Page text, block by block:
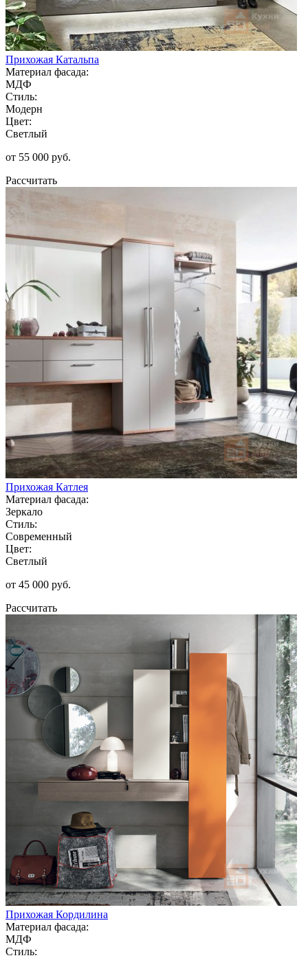
Прихожая Катальпа
Материал фасада:
МДФ
Стиль:
Модерн
Цвет:
Светлый
от 55 000 руб.
Рассчитать
Прихожая Катлея
Материал фасада:
Зеркало
Стиль:
Современный
Цвет:
Светлый
от 45 000 руб.
Рассчитать
Прихожая Кордилина
Материал фасада:
МДФ
Стиль: